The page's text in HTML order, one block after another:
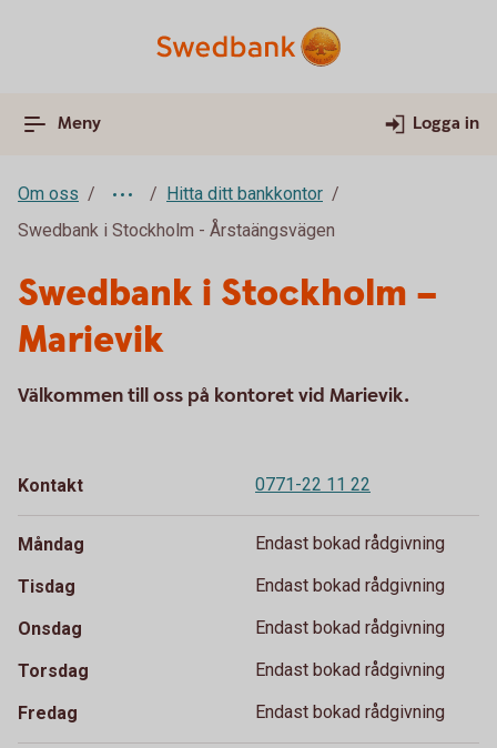
Meny Logga in
Om oss
Hitta ditt bankkontor
Swedbank i Stockholm - Årstaängsvägen
Swedbank i Stockholm –
Marievik
Välkommen till oss på kontoret vid Marievik.
Kontakt 0771-22 11 22
Måndag Endast bokad rådgivning
Tisdag Endast bokad rådgivning
Onsdag Endast bokad rådgivning
Torsdag Endast bokad rådgivning
Fredag Endast bokad rådgivning